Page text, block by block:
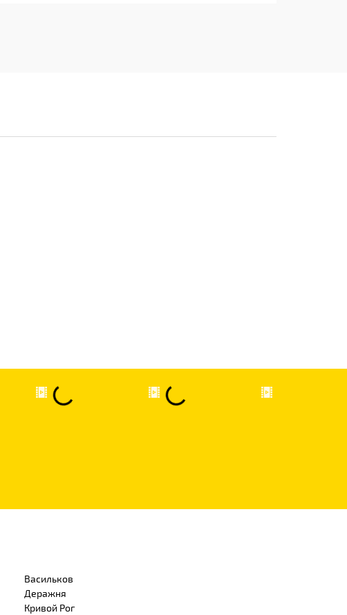
Васильков
Деражня
Кривой Рог